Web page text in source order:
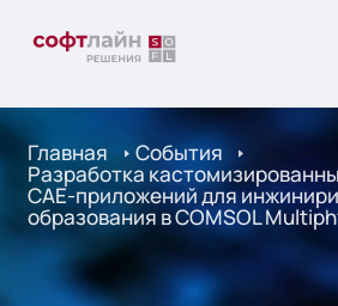
Главная События
Разработка
CAE-приложений для
образования в COMSOL